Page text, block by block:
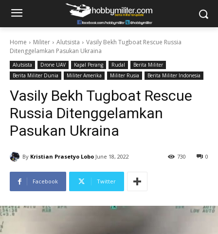
Home Militer Alutsista
Vasily Bekh Tugboat Rescue Russia
Ditenggelamkan Pasukan Ukraina
Alutsista Drone UAV Kapal Perang Rudal
Berita Militer
Berita Militer Dunia
Militer Amerika Militer Rusia Berita Militer Indonesia
Vasily Bekh Tugboat Rescue
Russia Ditenggelamkan
Pasukan Ukraina
By Kristian Prasetyo Lobo June 18, 2022 0
730
Facebook Twitter